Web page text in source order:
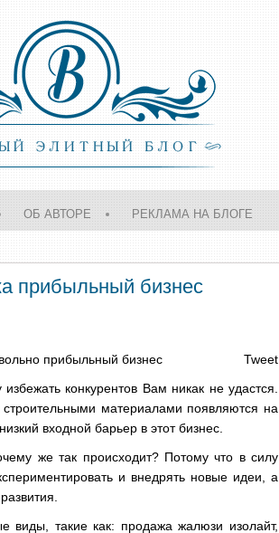
ОБ АВТОРЕ РЕКЛАМА НА БЛОГЕ
прибыльный бизнес
Tweet
прибыльный бизнес
конкурентов Вам никак не удастся.
материалами появляются на
входной барьер в этот бизнес.
же так происходит? Потому что в силу
и внедрять новые идеи, а
виды, такие как: продажа жалюзи изолайт,